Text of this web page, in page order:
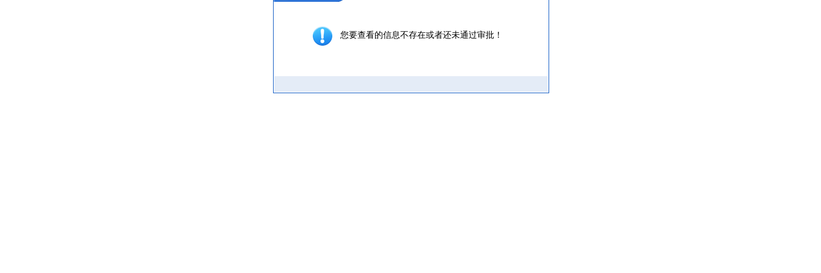
您要查看的信息不存在或者还未通过审批！